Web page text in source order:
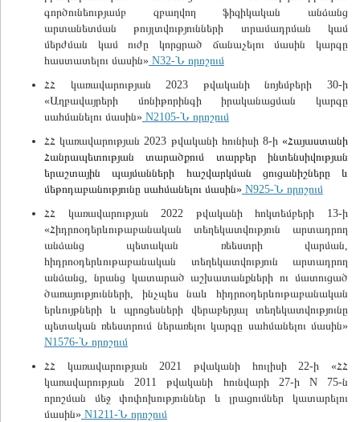
գործունեությամբ զբաղվող ֆիզիկական անձանց
արտանետման թույլտվությունների տրամադրման կամ
մերժման կամ ուժը կորցրած ճանաչելու մասին կարգը
հաստատելու մասին» N32-Ն որոշում
ՀՀ կառավարության 2023 թվականի նոյեմբերի 30-ի
«Աղբավայրերի մոնիթորինգի իրականացման կարգը
սահմանելու մասին» N2105-Ն որոշում
ՀՀ կառավարության 2023 թվականի հունիսի 8-ի «Հայաստանի
Հանրապետության տարածքում տարբեր ինտենսիվության
երաշտային պայմանների հաշվարկման ցուցանիշները և
մեթոդաբանությունը սահմանելու մասին» N925-Ն որոշում
ՀՀ կառավարության 2022 թվականի հոկտեմբերի 13-ի
«Հիդրոօդերևութաբանական տեղեկատվություն արտադրող
անձանց պետական ռեեստրի վարման,
հիդրոօդերևութաբանական տեղեկատվություն արտադրող
անձանց, նրանց կատարած աշխատանքների ու մատուցած
ծառայությունների, ինչպես նաև հիդրոօդերևութաբանական
երևույթների և պրոցեսների վերաբերյալ տեղեկատվությունը
պետական ռեեստրում ներառելու կարգը սահմանելու մասին»
N1576-Ն որոշում
ՀՀ կառավարության 2021 թվականի հուլիսի 22-ի «ՀՀ
կառավարության 2011 թվականի հունվարի 27-ի N 75-ն
որոշման մեջ փոփոխություններ և լրացումներ կատարելու
մասին» N1211-Ն որոշում